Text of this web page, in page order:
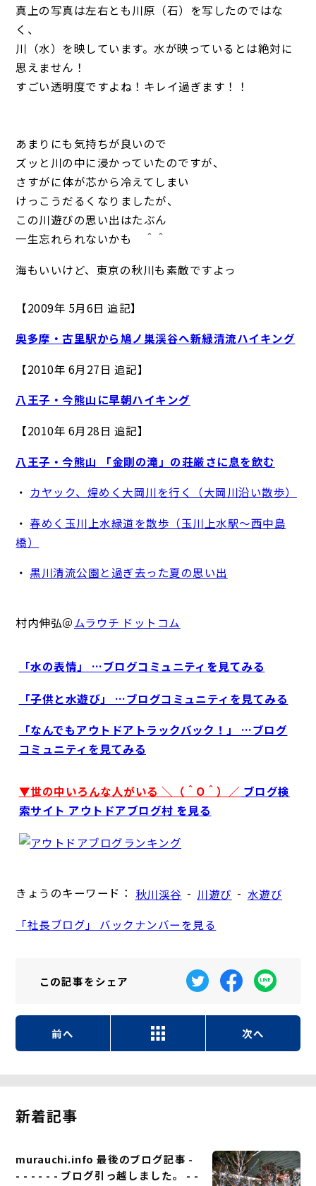
真上の写真は左右とも川原（石）を写したのではな
く、
川（水）を映しています。水が映っているとは絶対に
思えません！
すごい透明度ですよね！キレイ過ぎます！！
あまりにも気持ちが良いので
ズッと川の中に浸かっていたのですが、
さすがに体が芯から冷えてしまい
けっこうだるくなりましたが、
この川遊びの思い出はたぶん
一生忘れられないかも ＾＾
海もいいけど、東京の秋川も素敵ですよっ
【2009年 5月6日 追記】
奥多摩・古里駅から鳩ノ巣渓谷へ新緑清流ハイキング
【2010年 6月27日 追記】
八王子・今熊山に早朝ハイキング
【2010年 6月28日 追記】
八王子・今熊山 「金剛の滝」の荘厳さに息を飲む
・ カヤック、煌めく大岡川を行く（大岡川沿い散歩）
・春めく玉川上水緑道を散歩（玉川上水駅～西中島
橋）
・黒川清流公園と過ぎ去った夏の思い出
村内伸弘＠ムラウチ ドットコム
「水の表情」 …ブログコミュニティを見てみる
「子供と水遊び」 …ブログコミュニティを見てみる
「なんでもアウトドアトラックバック！」 …ブログ
コミュニティを見てみる
▼世の中いろんな人がいる ＼（＾O＾）／ ブログ検
索サイト アウトドアブログ村 を見る
きょうのキーワード： 秋川渓谷 - 川遊び - 水遊び
「社長ブログ」 バックナンバーを見る
この記事をシェア
前へ 次へ
新着記事
murauchi.info 最後のブログ記事 -
- - - - - - ブログ引っ越しました。 - -